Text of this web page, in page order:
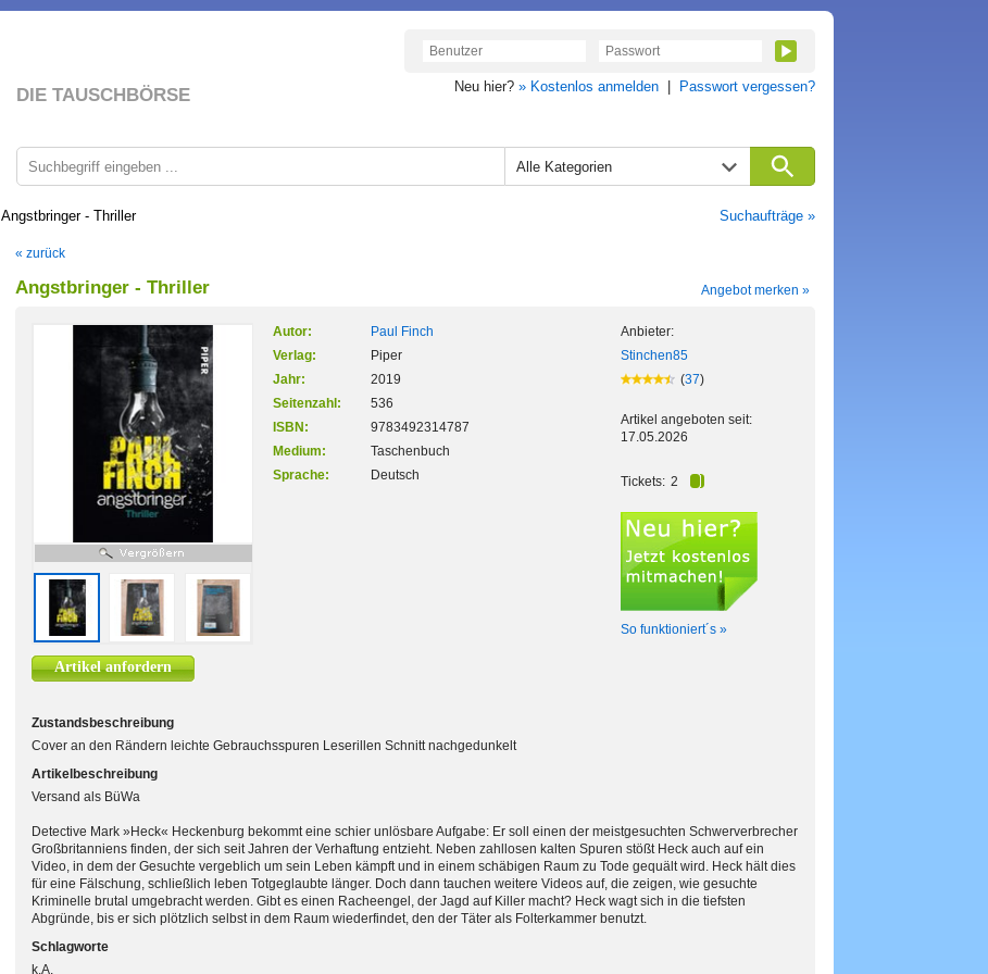
DIE TAUSCHBÖRSE Neu hier? » Kostenlos anmelden Passwort vergessen?
Alle Kategorien
Angstbringer - Thriller Suchaufträge »
« zurück
Angstbringer - Thriller Angebot merken »
Artikel anfordern
Autor:
Paul Finch
Verlag:
Piper
Jahr:
2019
Seitenzahl:
536
ISBN:
9783492314787
Medium:
Taschenbuch
Sprache:
Deutsch
Anbieter:
Stinchen85
(37)
Artikel angeboten seit:
17.05.2026
Tickets: 2
So funktioniert´s »
Zustandsbeschreibung
Cover an den Rändern leichte Gebrauchsspuren Leserillen Schnitt nachgedunkelt
Artikelbeschreibung
Versand als BüWa
Detective Mark »Heck« Heckenburg bekommt eine schier unlösbare Aufgabe: Er soll einen der meistgesuchten Schwerverbrecher
Großbritanniens finden, der sich seit Jahren der Verhaftung entzieht. Neben zahllosen kalten Spuren stößt Heck auch auf ein
Video, in dem der Gesuchte vergeblich um sein Leben kämpft und in einem schäbigen Raum zu Tode gequält wird. Heck hält dies
für eine Fälschung, schließlich leben Totgeglaubte länger. Doch dann tauchen weitere Videos auf, die zeigen, wie gesuchte
Kriminelle brutal umgebracht werden. Gibt es einen Racheengel, der Jagd auf Killer macht? Heck wagt sich in die tiefsten
Abgründe, bis er sich plötzlich selbst in dem Raum wiederfindet, den der Täter als Folterkammer benutzt.
Schlagworte
k.A.